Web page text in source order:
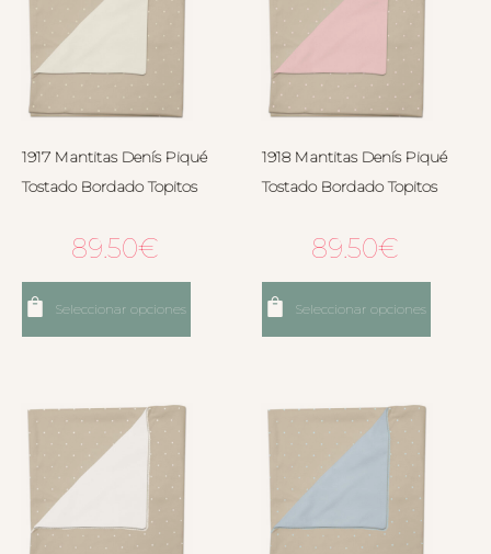
1917 Mantitas Denís Piqué
Tostado Bordado Topitos
89.50€
Seleccionar opciones
1918 Mantitas Denís Piqué
Tostado Bordado Topitos
89.50€
Seleccionar opciones